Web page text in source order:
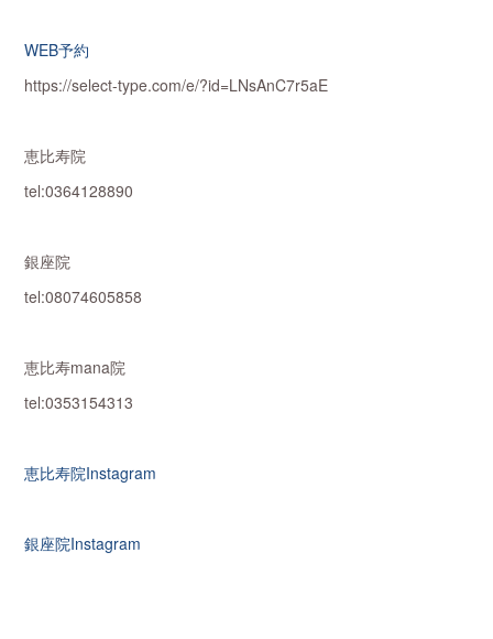
WEB予約
https://select-type.com/e/?id=LNsAnC7r5aE
恵比寿院
tel:0364128890
銀座院
tel:08074605858
恵比寿mana院
tel:0353154313
恵比寿院Instagram
銀座院Instagram